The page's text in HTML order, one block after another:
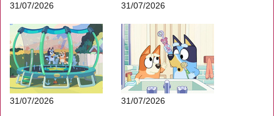
31/07/2026 31/07/2026
31/07/2026 31/07/2026